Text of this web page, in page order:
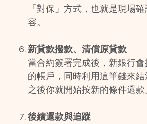
「對保」方式，也就是現場
容。
新貸款撥款、清償原貸款
當合約簽署完成後，新銀行
的帳戶，同時利用這筆錢來結
之後你就開始按新的條件還款
後續還款與追蹤